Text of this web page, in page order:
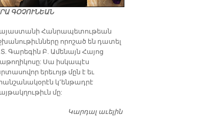
ԳՕՉՈՒՆԵԱՆ
Հանրապետութեան
որոշած են դատել
Գարեգին Բ. Ամենայն Հայոց
Սա իսկապէս
երեւոյթ մըն է եւ
կ՚ենթադրէ
մը:
Կարդալ աւելինԴատել…